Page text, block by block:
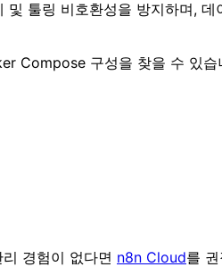
툴링 비호환성을 방지하며, 데
Compose 구성을 찾을 수 있습
경험이 없다면 n8n Cloud를